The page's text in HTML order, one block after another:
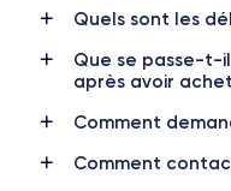
4K - 3840x2160px
Batterie
3046 mAh
LTE/4G
Quels sont les
Que se passe-t-
après avoir
Comment
Comment